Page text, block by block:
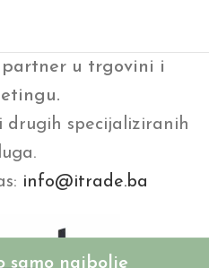
samo najbolje
u trgovini i
drugih specijaliziranih
info@itrade.ba